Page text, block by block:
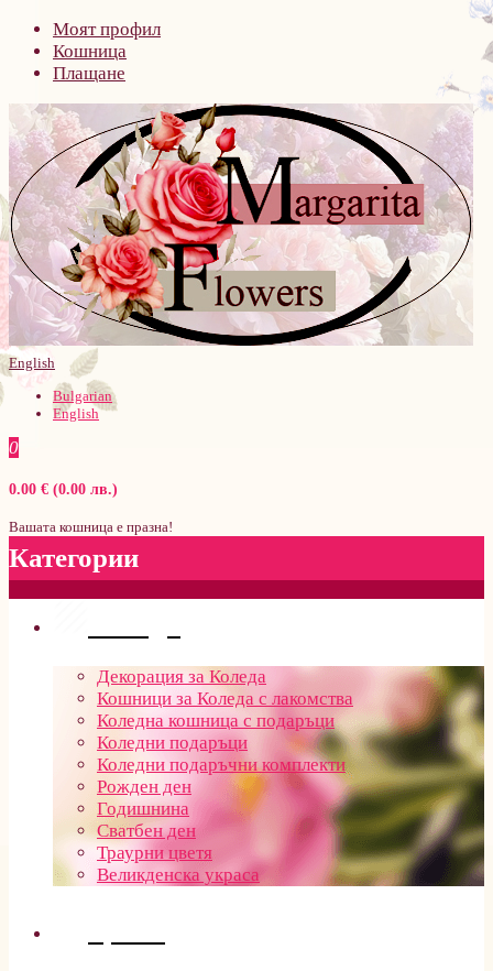
Моят профил
Кошница
Плащане
English
Bulgarian
English
0
0.00 € (0.00 лв.)
Вашата кошница е празна!
Категории
Декорация за Коледа
Кошници за Коледа с лакомства
Коледна кошница с подаръци
Коледни подаръци
Коледни подаръчни комплекти
Рожден ден
Годишнина
Сватбен ден
Траурни цветя
Великденска украса